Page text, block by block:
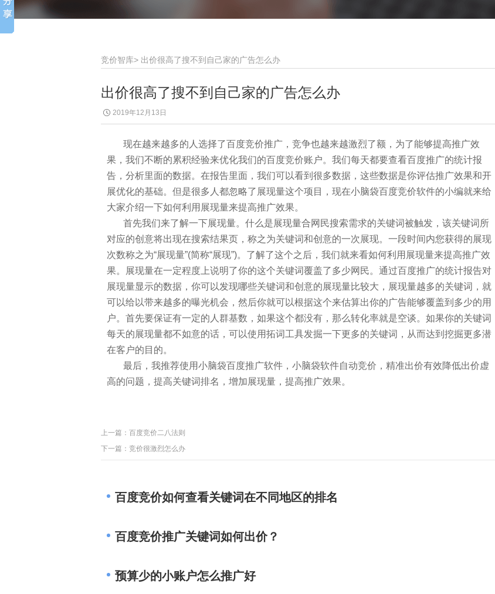
竞价智库> 出价很高了搜不到自己家的广告怎么办
出价很高了搜不到自己家的广告怎么办
2019年12月13日
现在越来越多的人选择了百度竞价推广，竞争也越来越激烈了额，为了能够提高推广效
果，我们不断的累积经验来优化我们的百度竞价账户。我们每天都要查看百度推广的统计报
告，分析里面的数据。在报告里面，我们可以看到很多数据，这些数据是你评估推广效果和开
展优化的基础。但是很多人都忽略了展现量这个项目，现在小脑袋百度竞价软件的小编就来给
大家介绍一下如何利用展现量来提高推广效果。
首先我们来了解一下展现量。什么是展现量合网民搜索需求的关键词被触发，该关键词所
对应的创意将出现在搜索结果页，称之为关键词和创意的一次展现。一段时间内您获得的展现
次数称之为“展现量”(简称“展现”)。了解了这个之后，我们就来看如何利用展现量来提高推广效
果。展现量在一定程度上说明了你的这个关键词覆盖了多少网民。通过百度推广的统计报告对
展现量显示的数据，你可以发现哪些关键词和创意的展现量比较大，展现量越多的关键词，就
可以给以带来越多的曝光机会，然后你就可以根据这个来估算出你的广告能够覆盖到多少的用
户。首先要保证有一定的人群基数，如果这个都没有，那么转化率就是空谈。如果你的关键词
每天的展现量都不如意的话，可以使用拓词工具发掘一下更多的关键词，从而达到挖掘更多潜
在客户的目的。
最后，我推荐使用小脑袋百度推广软件，小脑袋软件自动竞价，精准出价有效降低出价虚
高的问题，提高关键词排名，增加展现量，提高推广效果。
上一篇： 百度竞价二八法则
下一篇： 竞价很激烈怎么办
百度竞价如何查看关键词在不同地区的排名
百度竞价推广关键词如何出价？
预算少的小账户怎么推广好